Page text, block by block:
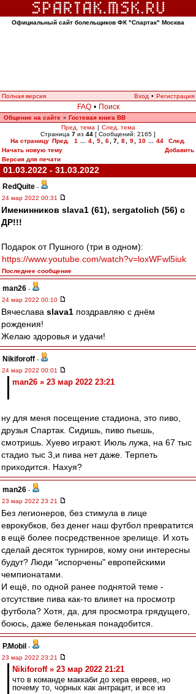
Официальный сайт болельщиков ФК "Спартак" Москва
Полная версия Вход • Регистрация
FAQ • Поиск
Общение на сайте » Гостевая книга ВВ
Пред. тема | След. тема
Страница 7 из 44 [ Сообщений: 2165 ]
На страницу Пред. 1 4 5 6 7 8 9 10 44
След.
Начать новую тему
Добавить
Версия для печати
01.03.2022 - 31.03.2022
RedQuite -
24 мар 2022 00:31
Именинников slava1 (61), sergatolich (56) с
ДР!!!
Подарок от Пушного (три в одном):
https://www.youtube.com/watch?v=loxWFwl5iuk
Последнее сообщение
man26 -
24 мар 2022 00:10
Вячеслава slava1 поздравляю с днём
рождения!
Желаю здоровья и удачи!
Nikiforoff -
24 мар 2022 00:01
man26 » 23 мар 2022 23:21
ну для меня посещение стадиона, это пиво,
друзья Спартак. Сидишь, пиво пьешь,
смотришь. Хуево играют. Июль лужа, на 67 тыс
стадио тыс 3,и пива нет даже. Терпеть
приходится. Нахуя?
man26 -
23 мар 2022 23:21
Без легионеров, без стимула в лице
еврокубков, без денег наш футбол превратится
в ещё более посредственное зрелище. И хоть
сделай десяток турниров, кому они интересны
будут? Люди "испорчены" европейскими
чемпионатами.
И ещё, по одной ранее поднятой теме -
отсутствие пива как-то влияет на просмотр
футбола? Хотя, да, для просмотра грядущего,
боюсь, даже беленькая понадобится.
P.Mobil -
23 мар 2022 23:21
Nikiforoff » 23 мар 2022 21:21
что в команде маккаби до хера евреев, но
почему то, чорных как антрацит, и все из